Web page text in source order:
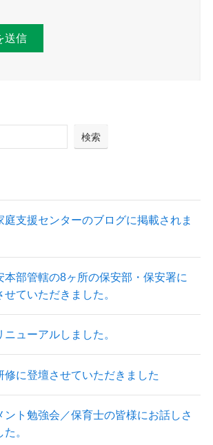
検索
支援センターのブログに掲載されま
本部管轄の8ヶ所の保安部・保安署に
ていただきました。
ューアルしました。
修に登壇させていただきました
ント勉強会／保育士の皆様にお話しさ
。